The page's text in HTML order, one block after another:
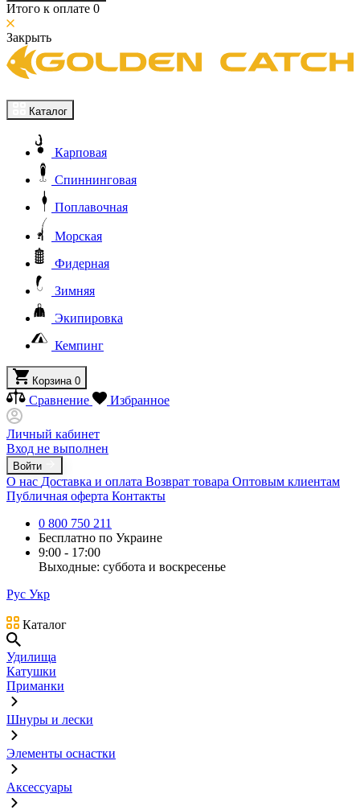
Итого к оплате 0
Закрыть
Каталог
Карповая
Спиннинговая
Поплавочная
Морская
Фидерная
Зимняя
Экипировка
Кемпинг
Корзина 0
Сравнение Избранное
Личный кабинет
Вход не выполнен
Войти
О нас Доставка и оплата Возврат товара Оптовым клиентам
Публичная оферта Контакты
0 800 750 211
Бесплатно по Украине
9:00 - 17:00
Выходные: суббота и воскресенье
Рус Укр
Каталог
Удилища
Катушки
Приманки
Шнуры и лески
Элементы оснастки
Аксессуары